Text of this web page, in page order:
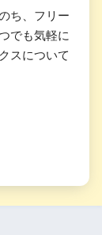
ち、フリー
でも気軽に
スについて